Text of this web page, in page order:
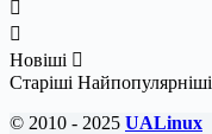
Новіші
Старіші Найпопулярніші
© 2010 - 2025 UALinux